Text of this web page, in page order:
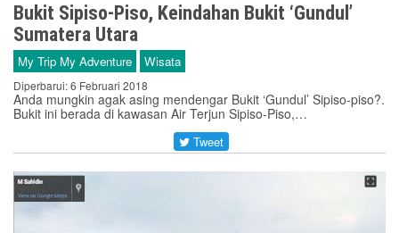
Bukit Sipiso-Piso, Keindahan Bukit ‘Gundul’
Sumatera Utara
My Trip My Adventure Wisata
Diperbarui: 6 Februari 2018
Anda mungkin agak asing mendengar Bukit ‘Gundul’ Sipiso-piso?.
Bukit ini berada di kawasan Air Terjun Sipiso-Piso,…
Tweet